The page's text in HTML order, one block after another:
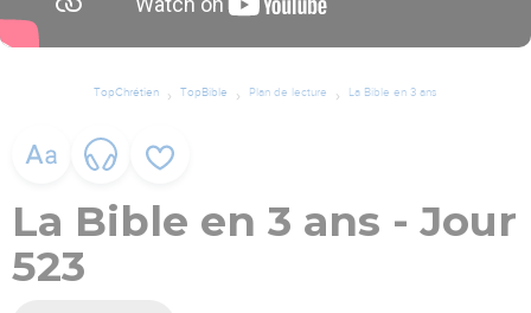
TopChrétien TopBible Plan de lecture La Bible en 3 ans
La Bible en 3 ans - Jour
523